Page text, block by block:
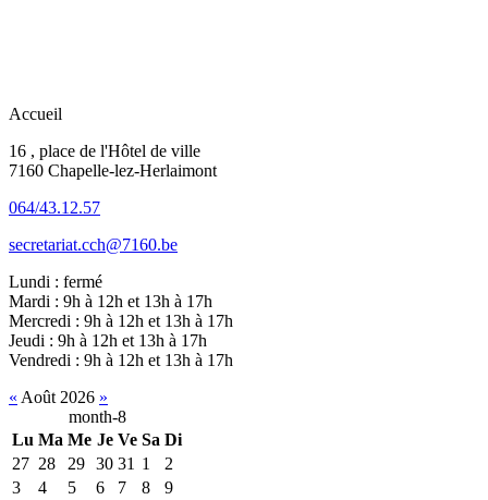
Accueil
16 , place de l'Hôtel de ville
7160 Chapelle-lez-Herlaimont
064/43.12.57
secretariat.cch@7160.be
Lundi : fermé
Mardi : 9h à 12h et 13h à 17h
Mercredi : 9h à 12h et 13h à 17h
Jeudi : 9h à 12h et 13h à 17h
Vendredi : 9h à 12h et 13h à 17h
« Août 2026 »
month-8
Lu Ma Me Je Ve Sa Di
27 28 29 30 31 1
2
3
4 5 6 7 8
9